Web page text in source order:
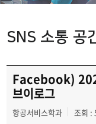
SNS 소통 공
Facebook)
브이로그
항공서비스학과 조회 :